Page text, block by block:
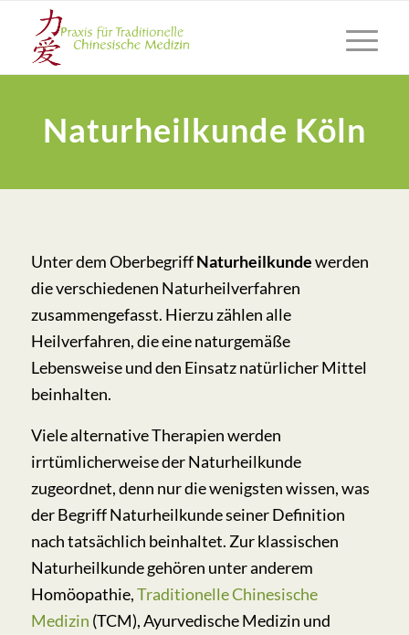
Naturheilkunde Köln
Unter dem OberbegriffNaturheilkundewerden
die verschiedenen Naturheilverfahren
zusammengefasst. Hierzu zählen alle
Heilverfahren, die eine naturgemäße
Lebensweise und den Einsatz natürlicher Mittel
beinhalten.
Viele alternative Therapien werden
irrtümlicherweise der Naturheilkunde
zugeordnet, denn nur die wenigsten wissen, was
der Begriff Naturheilkunde seiner Definition
nach tatsächlich beinhaltet. Zur klassischen
Naturheilkunde gehören unter anderem
Homöopathie,Traditionelle Chinesische
Medizin (TCM), Ayurvedische Medizin und